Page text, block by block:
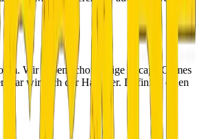
Wir haben schon einige Escape Games
war wirklich der Hammer. Definitiv einen